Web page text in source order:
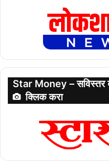
Star Money – सविस्तर
क्लिक करा